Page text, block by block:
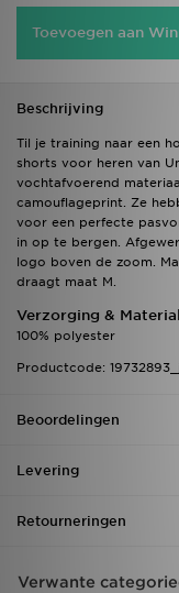
Toevoegen aan
Beschrijving
Til je training naar een
shorts voor heren van
vochtafvoerend
camouflageprint. Ze
voor een perfecte
in op te bergen.
logo boven de zoom.
draagt maat M.
Verzorging &
100% polyester
Productcode:
Beoordelingen
Levering
Retourneringen
Verwante